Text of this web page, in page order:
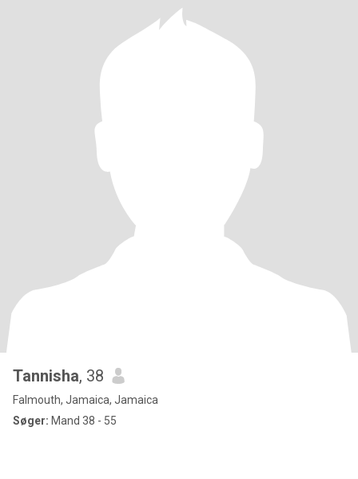
Tannisha, 38
Falmouth, Jamaica, Jamaica
Søger: Mand 38 - 55